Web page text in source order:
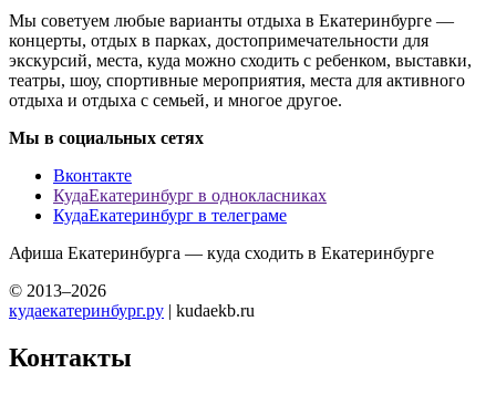
Мы советуем любые варианты отдыха в Екатеринбурге —
концерты, отдых в парках, достопримечательности для
экскурсий, места, куда можно сходить с ребенком, выставки,
театры, шоу, спортивные мероприятия, места для активного
отдыха и отдыха с семьей, и многое другое.
Мы в социальных сетях
Вконтакте
КудаЕкатеринбург в однокласниках
КудаЕкатеринбург в телеграме
Афиша Екатеринбурга — куда сходить в Екатеринбурге
© 2013–2026
кудаекатеринбург.ру | kudaekb.ru
Контакты